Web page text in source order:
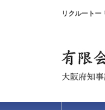
リクルートー